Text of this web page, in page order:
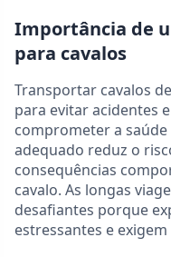
Importância de
para cavalos
Transportar cavalos
para evitar acidentes
comprometer a
adequado reduz o
consequências
cavalo. As longas
desafiantes porque
estressantes e